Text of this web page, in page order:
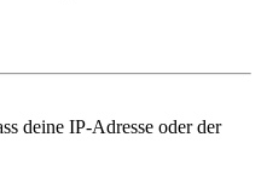
deine IP-Adresse oder der